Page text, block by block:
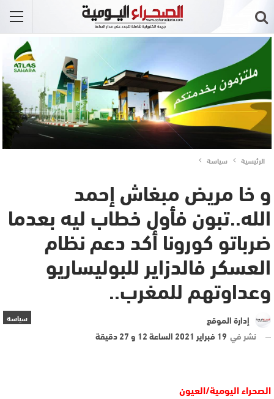
الرئيسية سياسة
و خا مريض مبغاش إحمد
الله..تبون فأول خطاب ليه بعدما
ضرباتو كورونا أكد دعم نظام
العسكر فالدزاير للبوليساريو
وعداوتهم للمغرب..
سياسة
إدارة الموقع
نشر في 19 فبراير 2021 الساعة 12 و 27 دقيقة
الصحراء اليومية/العيون